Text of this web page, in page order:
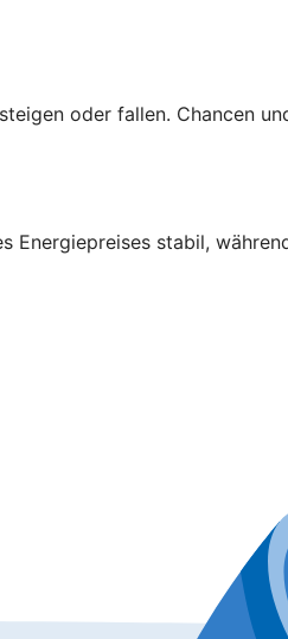
oder fallen. Chancen
stabil,